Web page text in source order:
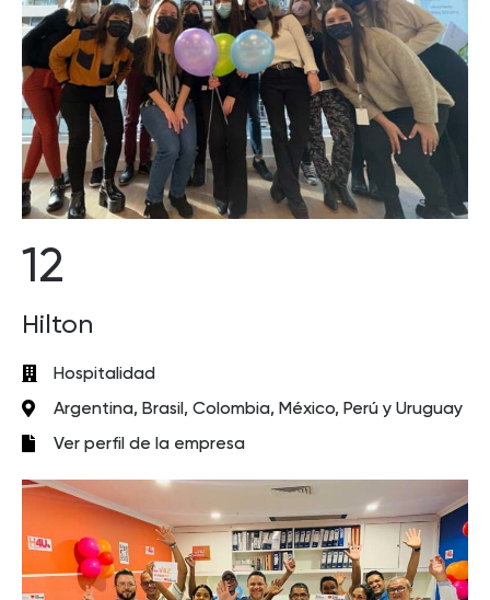
12
Hilton
Hospitalidad
Argentina, Brasil, Colombia, México, Perú y Uruguay
Ver perfil de la empresa